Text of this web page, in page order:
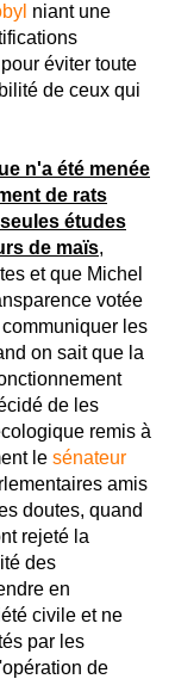
niant une
éviter toute
de ceux qui
n'a été menée
de rats
études
de maïs,
et que Michel
votée
les
on sait que la
de les
remis à
le sénateur
amis
doutes, quand
rejeté la
des
en
civile et ne
par les
de